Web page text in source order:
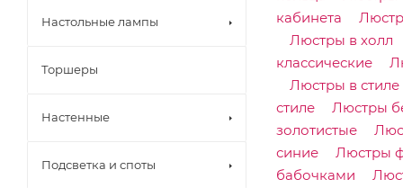
кабинета
Люстры в холл
классические
Люстры в
стиле
Люстры
золотистые
синие
Люстры
бабочками
Настольные лампы
Торшеры
Настенные
Подсветка и споты